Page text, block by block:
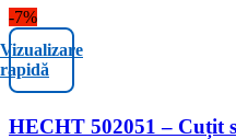
-7%
Vizualizare
rapidă
HECHT 502051 – Cuțit